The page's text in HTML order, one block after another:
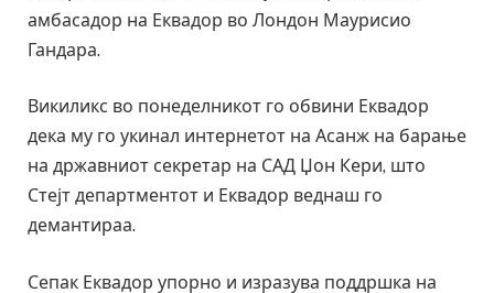
амбасадор на Еквадор во Лондон Маурисио
Гандара.
Викиликс во понеделникот го обвини Еквадор
дека му го укинал интернетот на Асанж на барање
на државниот секретар на САД Џон Кери, што
Стејт департментот и Еквадор веднаш го
демантираа.
Сепак Еквадор упорно и изразува поддршка на